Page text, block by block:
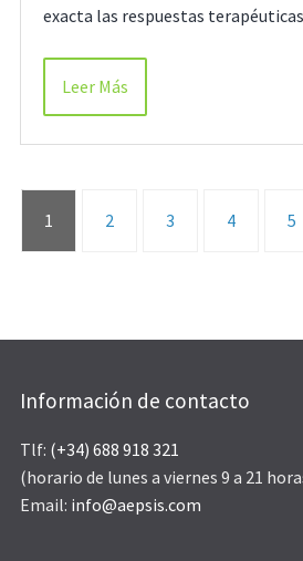
exacta las respuestas
Leer Más
1 2 3 4 5
Información de contacto
Tlf: (+34) 688 918 321
(horario de lunes a viernes 9 a 21
Email: info@aepsis.com